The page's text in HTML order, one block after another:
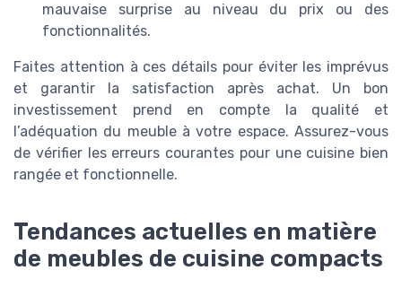
mauvaise surprise au niveau du prix ou des
fonctionnalités.
Faites attention à ces détails pour éviter les imprévus
et garantir la satisfaction après achat. Un bon
investissement prend en compte la qualité et
l’adéquation du meuble à votre espace. Assurez-vous
de vérifier les erreurs courantes pour une cuisine bien
rangée et fonctionnelle.
Tendances actuelles en matière
de meubles de cuisine compacts